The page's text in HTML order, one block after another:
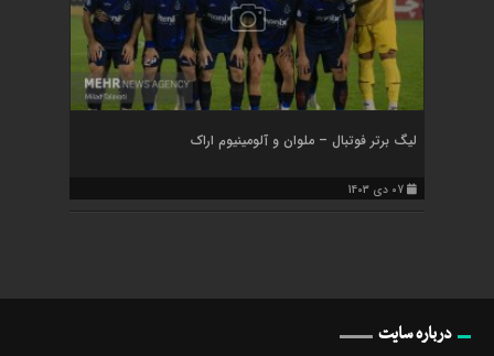
لیگ برتر فوتبال – ملوان و آلومینیوم اراک
07 دی 1403
درباره سایت